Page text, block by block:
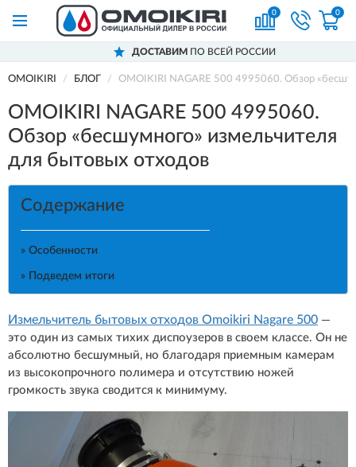
0 0
ДОСТАВИМПО ВСЕЙ РОССИИ
OMOIKIRI БЛОГ OMOIKIRI NAGARE 500 4995060. Обзор
OMOIKIRI NAGARE 500 4995060.
Обзор «бесшумного» измельчителя
для бытовых отходов
Содержание
» Особенности
» Подведем итоги
Измельчитель бытовых отходов Omoikiri Nagare 500 —
это один из самых тихих диспоузеров в своем классе. Он не
абсолютно бесшумный, но благодаря приемным камерам
из высокопрочного полимера и отсутствию ножей
громкость звука сводится к минимуму.